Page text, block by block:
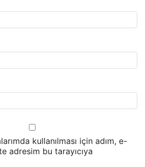
kullanılması için adım, e-
adresim bu tarayıcıya